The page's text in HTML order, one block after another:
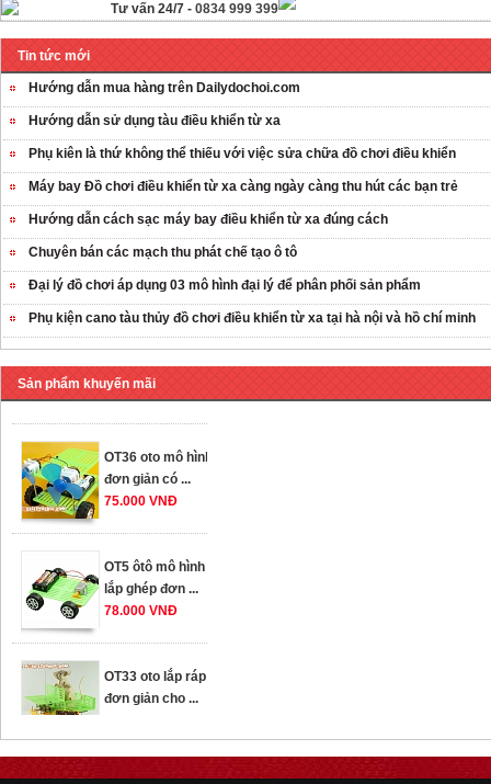
Tư vấn 24/7 - 0834 999 399
Tin tức mới
Hướng dẫn mua hàng trên Dailydochoi.com
Hướng dẫn sử dụng tàu điều khiển từ xa
Phụ kiên là thứ không thể thiếu với việc sửa chữa đồ chơi điều khiển
Máy bay Đồ chơi điều khiển từ xa càng ngày càng thu hút các bạn trẻ
Hướng dẫn cách sạc máy bay điều khiển từ xa đúng cách
Chuyên bán các mạch thu phát chế tạo ô tô
Đại lý đồ chơi áp dụng 03 mô hình đại lý để phân phối sản phẩm
Phụ kiện cano tàu thủy đồ chơi điều khiển từ xa tại hà nội và hồ chí minh
Sản phẩm khuyến mãi
OT35 robot lắp
...
259.000 VNĐ
OT36 oto mô hình
đơn giản có ...
75.000 VNĐ
OT5 ôtô mô hình
lắp ghép đơn ...
78.000 VNĐ
OT33 oto lắp ráp
đơn giản cho ...